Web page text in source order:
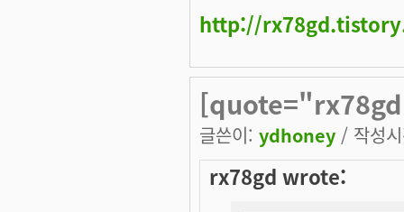
http://
글쓴이: ydhoney / 작성
rx78gd wrote: